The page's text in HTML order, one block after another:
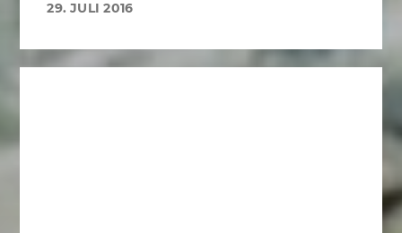
29. JULI 2016